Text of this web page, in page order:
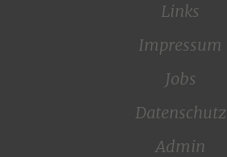
Links
Impressum
Jobs
Datenschutz
Admin